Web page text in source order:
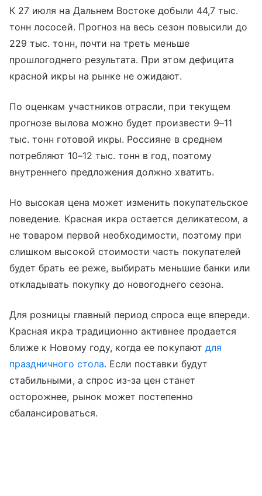
К 27 июля на Дальнем Востоке добыли 44,7 тыс.
тонн лососей. Прогноз на весь сезон повысили до
229 тыс. тонн, почти на треть меньше
прошлогоднего результата. При этом дефицита
красной икры на рынке не ожидают.
По оценкам участников отрасли, при текущем
прогнозе вылова можно будет произвести 9–11
тыс. тонн готовой икры. Россияне в среднем
потребляют 10–12 тыс. тонн в год, поэтому
внутреннего предложения должно хватить.
Но высокая цена может изменить покупательское
поведение. Красная икра остается деликатесом, а
не товаром первой необходимости, поэтому при
слишком высокой стоимости часть покупателей
будет брать ее реже, выбирать меньшие банки или
откладывать покупку до новогоднего сезона.
Для розницы главный период спроса еще впереди.
Красная икра традиционно активнее продается
ближе к Новому году, когда ее покупают для
праздничного стола. Если поставки будут
стабильными, а спрос из-за цен станет
осторожнее, рынок может постепенно
сбалансироваться.